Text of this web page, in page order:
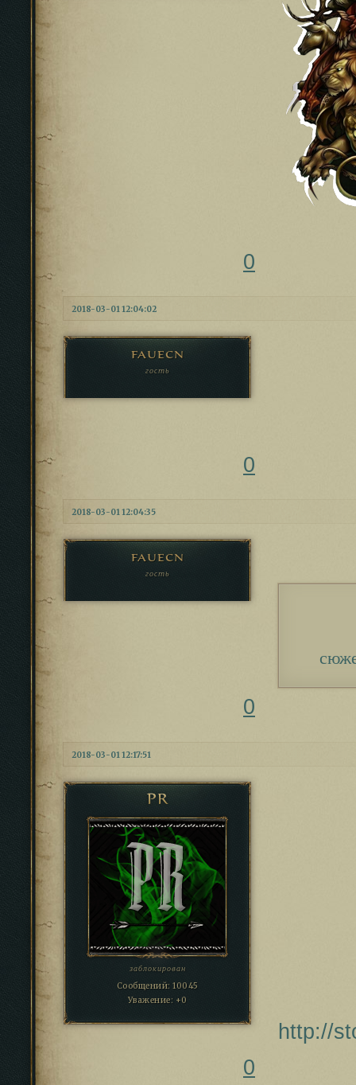
0
2018-03-01 12:04:02
fauecn
гость
0
2018-03-01 12:04:35
fauecn
гость
0
2018-03-01 12:17:51
PR
заблокирован
Сообщений: 10045
Уважение: +0
http://
0